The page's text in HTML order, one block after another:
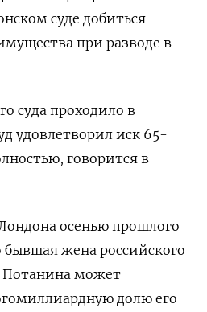
суде ​добиться
⁠при разводе в
суда ‌проходило в
удовлетворил иск 65-
говорится в
осенью прошлого
бывшая жена российского
Потанина может
долю его